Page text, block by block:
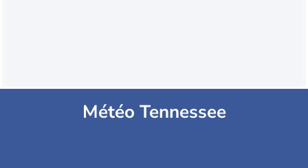
Météo Tennessee